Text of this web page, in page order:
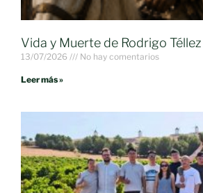
Vida y Muerte de Rodrigo
13/07/2026 No hay comentarios
Leer más »